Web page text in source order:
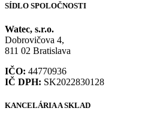
SÍDLO SPOLOČNOSTI
Watec, s.r.o.
Dobrovičova 4,
811 02 Bratislava
IČO: 44770936
IČ DPH: SK2022830128
KANCELÁRIA A SKLAD